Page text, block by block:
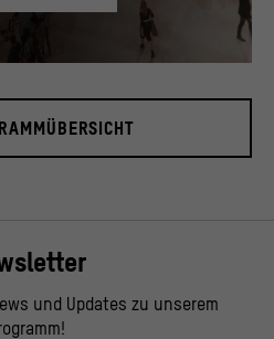
und Updates zu unserem